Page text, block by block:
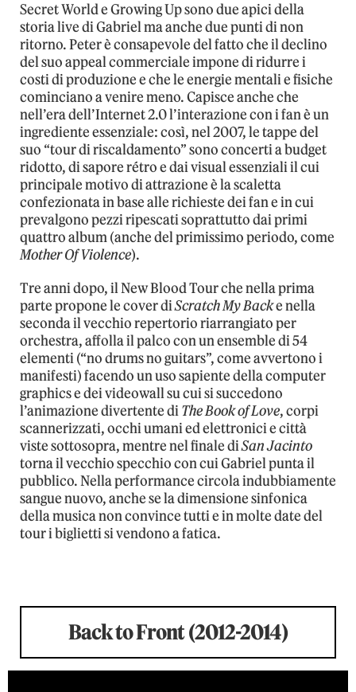
Secret World e Growing Up sono due apici della
storia live di Gabriel ma anche due punti di non
ritorno. Peter è consapevole del fatto che il declino
del suo appeal commerciale impone di ridurre i
costi di produzione e che le energie mentali e fisiche
cominciano a venire meno. Capisce anche che
nell’era dell’Internet 2.0 l’interazione con i fan è un
ingrediente essenziale: così, nel 2007, le tappe del
suo “tour di riscaldamento” sono concerti a budget
ridotto, di sapore rétro e dai visual essenziali il cui
principale motivo di attrazione è la scaletta
confezionata in base alle richieste dei fan e in cui
prevalgono pezzi ripescati soprattutto dai primi
quattro album (anche del primissimo periodo, come
Mother Of Violence).
Tre anni dopo, il New Blood Tour che nella prima
parte propone le cover diScratch My Backe nella
seconda il vecchio repertorio riarrangiato per
orchestra, affolla il palco con un ensemble di 54
elementi (“no drums no guitars”, come avvertono i
manifesti) facendo un uso sapiente della computer
graphics e dei videowall su cui si succedono
l’animazione divertente diThe Book of Love, corpi
scannerizzati, occhi umani ed elettronici e città
viste sottosopra, mentre nel finale diSan Jacinto
torna il vecchio specchio con cui Gabriel punta il
pubblico. Nella performance circola indubbiamente
sangue nuovo, anche se la dimensione sinfonica
della musica non convince tutti e in molte date del
tour i biglietti si vendono a fatica.
Back to Front (2012-2014)